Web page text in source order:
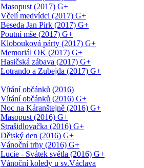
Masopust (2017) G+
Včelí medvídci (2017) G+
Beseda Jan Pirk (2017) G+
Poutní mše (2017) G+
Klobouková párty (2017) G+
Memoriál OK (2017) G+
Hasičská zábava (2017) G+
Lotrando a Zubejda (2017) G+
Vítání občánků (2016)
Vítání občánků (2016) G+
Noc na Káranštejně (2016) G+
Masopust (2016) G+
Strašidlovačka (2016) G+
Dětský den (2016) G+
Vánoční trhy (2016) G+
Lucie - Svátek světla (2016) G+
Vánoční koledy u sv.Václava